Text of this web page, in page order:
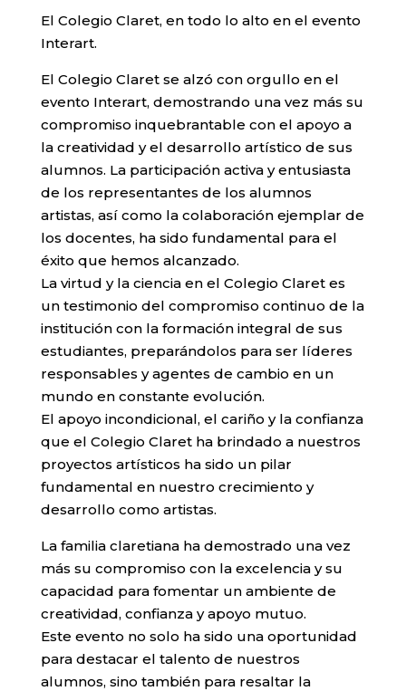
El Colegio Claret, en todo lo alto en el evento
Interart.
El Colegio Claret se alzó con orgullo en el
evento Interart, demostrando una vez más su
compromiso inquebrantable con el apoyo a
la creatividad y el desarrollo artístico de sus
alumnos. La participación activa y entusiasta
de los representantes de los alumnos
artistas, así como la colaboración ejemplar de
los docentes, ha sido fundamental para el
éxito que hemos alcanzado.
La virtud y la ciencia en el Colegio Claret es
un testimonio del compromiso continuo de la
institución con la formación integral de sus
estudiantes, preparándolos para ser líderes
responsables y agentes de cambio en un
mundo en constante evolución.
El apoyo incondicional, el cariño y la confianza
que el Colegio Claret ha brindado a nuestros
proyectos artísticos ha sido un pilar
fundamental en nuestro crecimiento y
desarrollo como artistas.
La familia claretiana ha demostrado una vez
más su compromiso con la excelencia y su
capacidad para fomentar un ambiente de
creatividad, confianza y apoyo mutuo.
Este evento no solo ha sido una oportunidad
para destacar el talento de nuestros
alumnos, sino también para resaltar la